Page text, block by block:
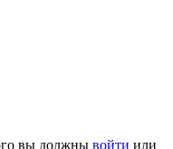
вы должны войти или